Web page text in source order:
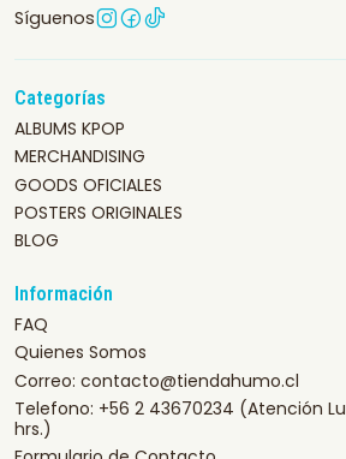
Síguenos
Categorías
ALBUMS KPOP
MERCHANDISING
GOODS OFICIALES
POSTERS ORIGINALES
BLOG
Información
FAQ
Quienes Somos
Correo: contacto@tiendahumo.cl
Telefono: +56 2 43670234 (Atención
hrs.)